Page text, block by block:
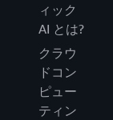
ィック
AI とは?
クラウ
ドコン
ピュー
ティン